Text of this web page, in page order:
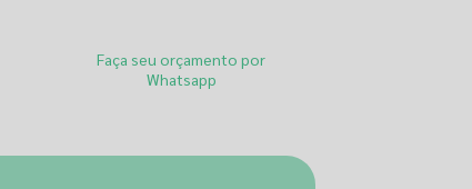
Faça seu orçamento por
Whatsapp